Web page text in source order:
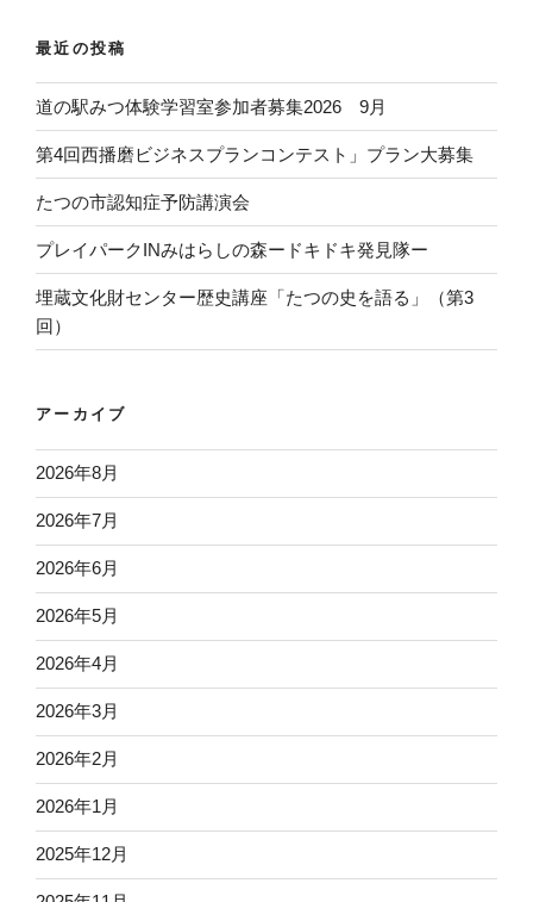
最近の投稿
道の駅みつ体験学習室参加者募集2026 9月
第4回西播磨ビジネスプランコンテスト」プラン大募集
たつの市認知症予防講演会
プレイパークINみはらしの森ードキドキ発見隊ー
埋蔵文化財センター歴史講座「たつの史を語る」（第3
回）
アーカイブ
2026年8月
2026年7月
2026年6月
2026年5月
2026年4月
2026年3月
2026年2月
2026年1月
2025年12月